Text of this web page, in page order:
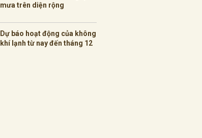
mưa trên diện rộng
Dự báo hoạt động của không
khí lạnh từ nay đến tháng 12